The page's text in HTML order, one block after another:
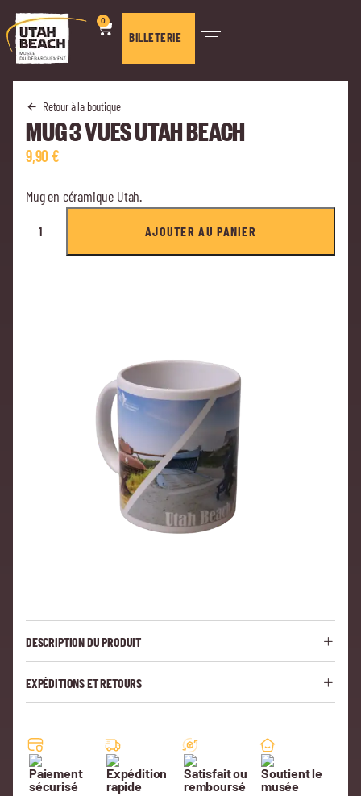
0
BILLETERIE
DESCRIPTION DU PRODUIT
EXPÉDITIONS ET RETOURS
Retour à la boutique
MUG 3 VUES UTAH BEACH
9,90€
Mug en céramique Utah.
AJOUTER AU PANIER
Paiement
sécurisé
Expédition
rapide
Satisfait ou
remboursé
Soutient le
musée